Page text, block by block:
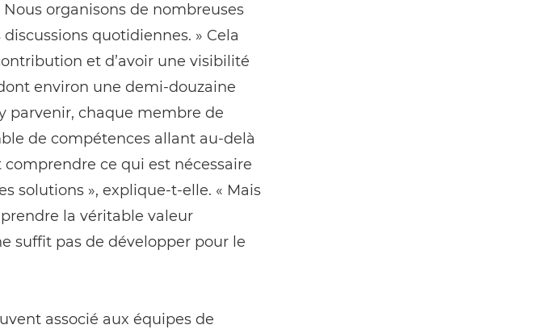
organisons de nombreuses
quotidiennes. » Cela
et dʼavoir une visibilité
environ une demi-douzaine
parvenir, chaque membre de
de compétences allant au-delà
ce qui est nécessaire
solutions », explique-t-elle. « Mais
la véritable valeur
suffit pas de développer pour le
associé aux équipes de